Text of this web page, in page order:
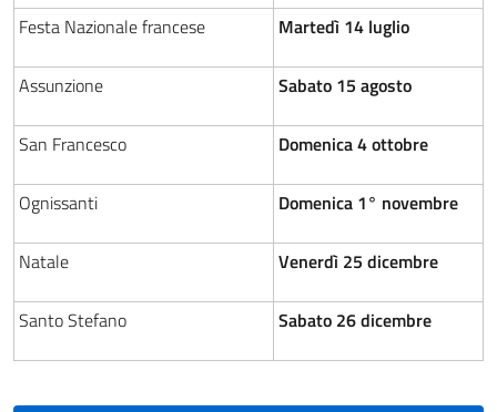
Festa Nazionale francese Martedì 14 luglio
Assunzione Sabato 15 agosto
San Francesco Domenica 4 ottobre
Ognissanti Domenica 1° novembre
Natale Venerdì 25 dicembre
Santo Stefano Sabato 26 dicembre